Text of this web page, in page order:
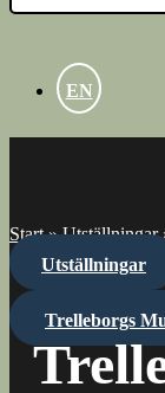
EN
Start»Utställningar
Utställningar
Trelleborgs